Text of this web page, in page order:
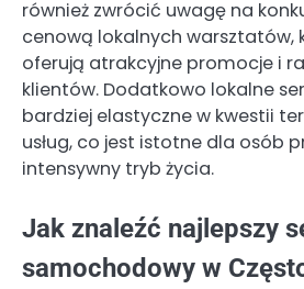
również zwrócić uwagę na
cenową lokalnych warsztatów,
oferują atrakcyjne promocje i
klientów. Dodatkowo lokalne
bardziej elastyczne w kwestii
usług, co jest istotne dla osób
intensywny tryb życia.
Jak znaleźć najlepszy
samochodowy w